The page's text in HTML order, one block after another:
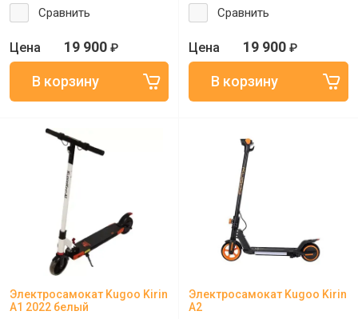
Сравнить
19 900 ₽
Сравнить
19 900 ₽
Электросамокат Kugoo Kirin
A1 2022 белый
Электросамокат Kugoo Kirin
A2